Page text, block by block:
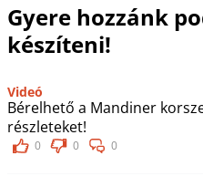
Gyere hozzánk
készíteni!
Videó
Bérelhető a Mandiner
részleteket!
0 0 0